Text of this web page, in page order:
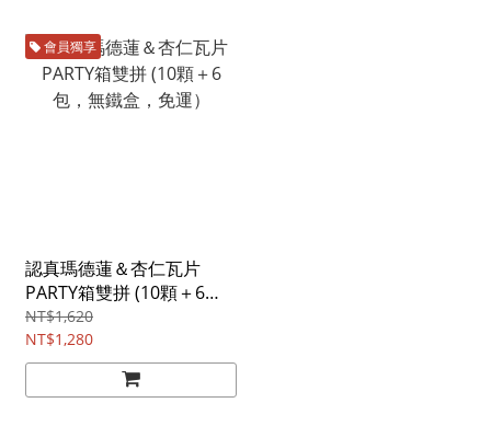
會員獨享
認真瑪德蓮＆杏仁瓦片
PARTY箱雙拼 (10顆＋6
包，無鐵盒，免運）
NT$1,620
NT$1,280